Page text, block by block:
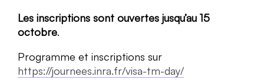
Les inscriptions sont ouvertes jusqu’au 15
octobre.
Programme et inscriptions sur
https://journees.inra.fr/visa-tm-day/